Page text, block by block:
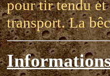
pour tir tendu et
transport. La